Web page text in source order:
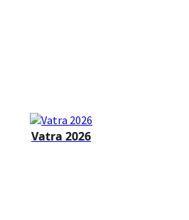
Vatra 2026